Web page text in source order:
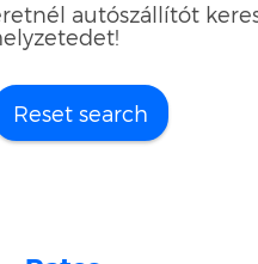
autószállítót
Reset search